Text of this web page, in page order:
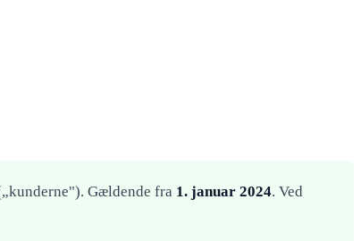
Gældende fra 1. januar 2024. Ved